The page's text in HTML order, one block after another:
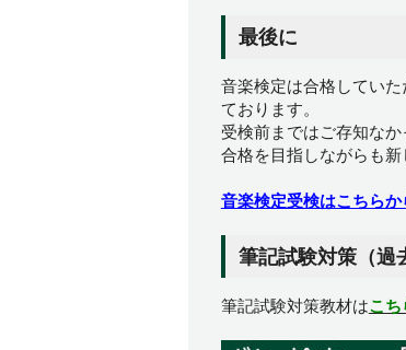
最後に
音楽検定は合格してい
ております。
受検前まではご存知な
合格を目指しながらも
音楽検定受検はこちらか
筆記試験対策（過
筆記試験対策教材はこち